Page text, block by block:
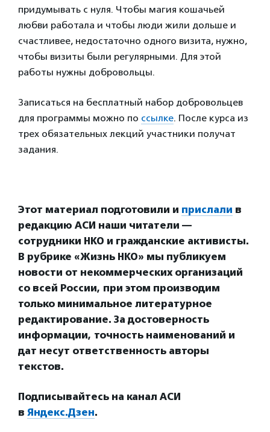
придумывать с нуля. Чтобы магия кошачьей
любви работала и чтобы люди жили дольше и
счастливее, недостаточно одного визита, нужно,
чтобы визиты были регулярными. Для этой
работы нужны добровольцы.
Записаться на бесплатный набор добровольцев
для программы можно по ссылке. После курса из
трех обязательных лекций участники получат
задания.
Этот материал подготовили и прислали в
редакцию АСИ наши читатели —
сотрудники НКО и гражданские активисты.
В рубрике «Жизнь НКО» мы публикуем
новости от некоммерческих организаций
со всей России, при этом производим
только минимальное литературное
редактирование. За достоверность
информации, точность наименований и
дат несут ответственность авторы
текстов.
Подписывайтесь на канал АСИ
в Яндекс.Дзен.